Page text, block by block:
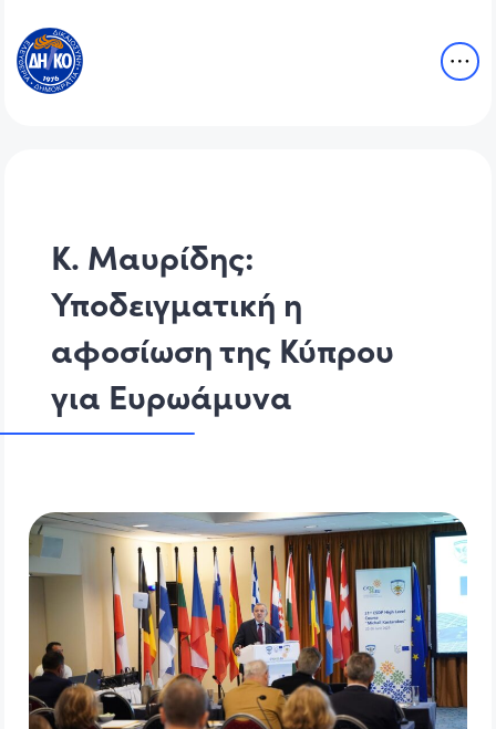
Κ. Μαυρίδης:
Υποδειγματική η
αφοσίωση της Κύπρου
για Ευρωάμυνα